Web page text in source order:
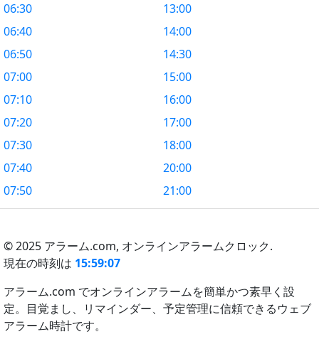
06:30
06:40
06:50
07:00
07:10
07:20
07:30
07:40
07:50
13:00
14:00
14:30
15:00
16:00
17:00
18:00
20:00
21:00
© 2025 アラーム.com, オンラインアラームクロック.
現在の時刻は 15:59:07
アラーム.com でオンラインアラームを簡単かつ素早く設
定。目覚まし、リマインダー、予定管理に信頼できるウェブ
アラーム時計です。